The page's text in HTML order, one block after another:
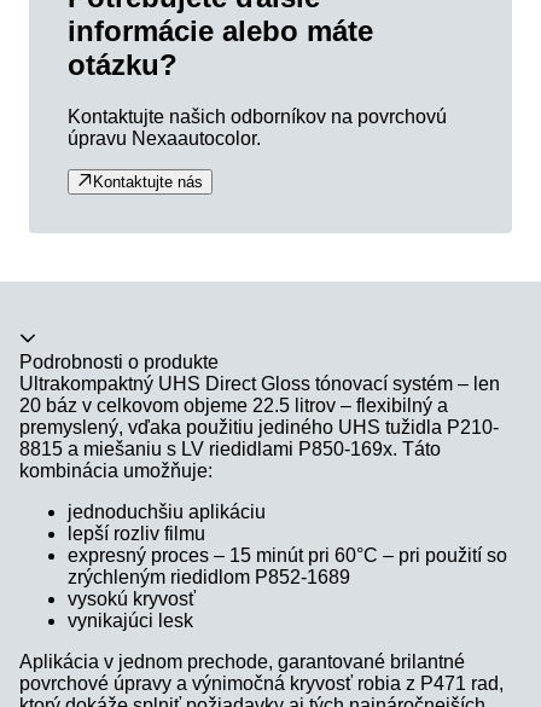
informácie alebo máte
otázku?
Kontaktujte našich odborníkov na povrchovú
úpravu Nexaautocolor.
Kontaktujte nás
Akordeón sa zrútil
Podrobnosti o produkte
Ultrakompaktný UHS Direct Gloss tónovací systém – len
20 báz v celkovom objeme 22.5 litrov – flexibilný a
premyslený, vďaka použitiu jediného UHS tužidla P210-
8815 a miešaniu s LV riedidlami P850-169x. Táto
kombinácia umožňuje:
jednoduchšiu aplikáciu
lepší rozliv filmu
expresný proces – 15 minút pri 60°C – pri použití so
zrýchleným riedidlom P852-1689
vysokú kryvosť
vynikajúci lesk
Aplikácia v jednom prechode, garantované brilantné
povrchové úpravy a výnimočná kryvosť robia z P471 rad,